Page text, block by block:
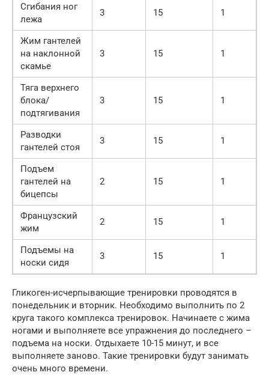
Сгибания ног
лежа
3 15 1
Жим гантелей
на наклонной
скамье
3 15 1
Тяга верхнего
блока/
подтягивания
3 15 1
Разводки
гантелей стоя
3 15 1
Подъем
гантелей на
бицепсы
2 15 1
Французский
жим
2 15 1
Подъемы на
носки сидя
3 15 1
Гликоген-исчерпывающие тренировки проводятся в
понедельник и вторник. Необходимо выполнить по 2
круга такого комплекса тренировок. Начинаете с жима
ногами и выполняете все упражнения до последнего –
подъема на носки. Отдыхаете 10-15 минут, и все
выполняете заново. Такие тренировки будут занимать
очень много времени.